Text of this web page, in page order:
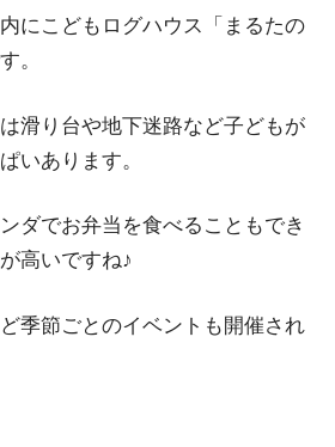
にこどもログハウス「まるたの
。
滑り台や地下迷路など子どもが
いあります。
ダでお弁当を食べることもでき
高いですね♪
季節ごとのイベントも開催され